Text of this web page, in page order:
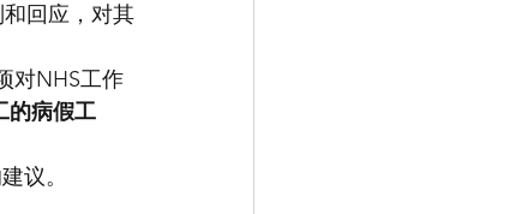
回应，对其
对NHS工作
的病假工
议。